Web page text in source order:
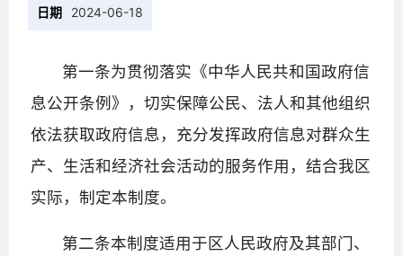
日期 2024-06-18
第一条为贯彻落实《中华人民共和国政府信
息公开条例》，切实保障公民、法人和其他组织
依法获取政府信息，充分发挥政府信息对群众生
产、生活和经济社会活动的服务作用，结合我区
实际，制定本制度。
第二条本制度适用于区人民政府及其部门、